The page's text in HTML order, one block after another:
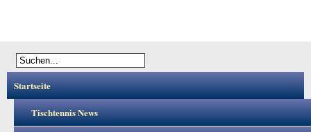
Startseite
Tischtennis News